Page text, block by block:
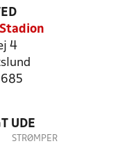
4
UDE
STRØMPER